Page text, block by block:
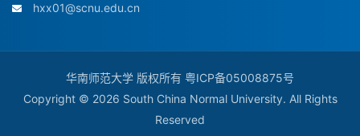
hxx01@scnu.edu.cn
华南师范大学 版权所有 粤ICP备05008875号
Copyright © 2026 South China Normal University. All Rights
Reserved